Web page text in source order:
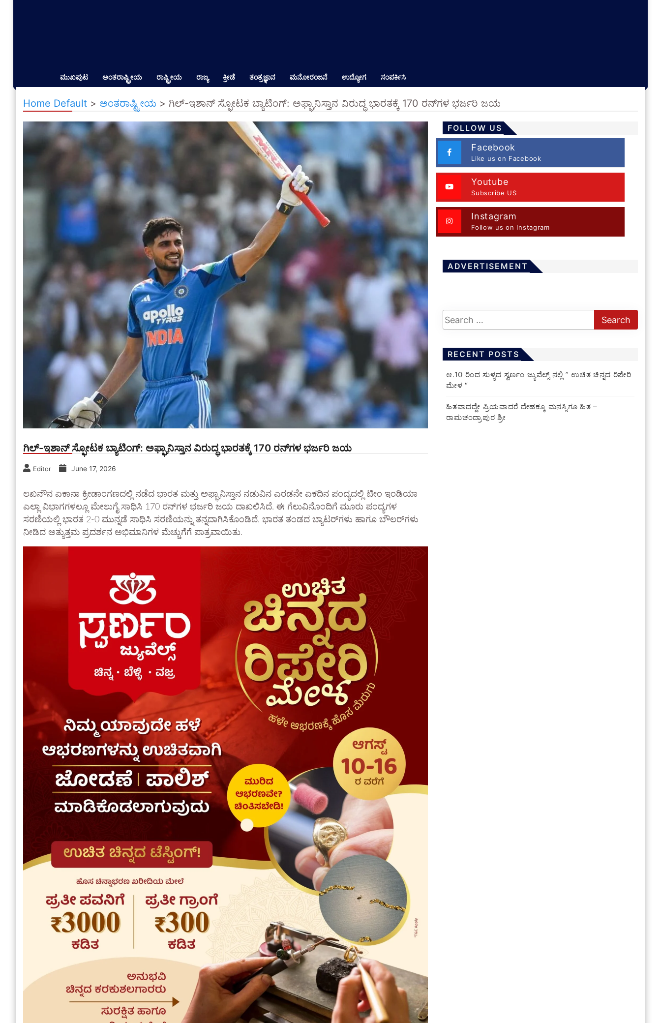
ಮುಖಪುಟ ಅಂತರಾಷ್ಟ್ರೀಯ ರಾಷ್ಟ್ರೀಯ ರಾಜ್ಯ ಕ್ರೀಡೆ ತಂತ್ರಜ್ಞಾನ ಮನೋರಂಜನೆ ಉದ್ಯೋಗ ಸಂಪರ್ಕಿಸಿ
Home Default > ಅಂತರಾಷ್ಟ್ರೀಯ > ಗಿಲ್-ಇಶಾನ್ ಸ್ಫೋಟಕ ಬ್ಯಾಟಿಂಗ್: ಅಫ್ಘಾನಿಸ್ತಾನ ವಿರುದ್ಧ ಭಾರತಕ್ಕೆ 170 ರನ್‌ಗಳ ಭರ್ಜರಿ ಜಯ
ಗಿಲ್-ಇಶಾನ್ ಸ್ಫೋಟಕ ಬ್ಯಾಟಿಂಗ್: ಅಫ್ಘಾನಿಸ್ತಾನ ವಿರುದ್ಧ ಭಾರತಕ್ಕೆ 170 ರನ್‌ಗಳ ಭರ್ಜರಿ ಜಯ
Editor June 17, 2026
ಲಖನೌನ ಏಕಾನಾ ಕ್ರೀಡಾಂಗಣದಲ್ಲಿ ನಡೆದ ಭಾರತ ಮತ್ತು ಅಫ್ಘಾನಿಸ್ತಾನ ನಡುವಿನ ಎರಡನೇ ಏಕದಿನ ಪಂದ್ಯದಲ್ಲಿ ಟೀಂ ಇಂಡಿಯಾ
ಎಲ್ಲಾ ವಿಭಾಗಗಳಲ್ಲೂ ಮೇಲುಗೈ ಸಾಧಿಸಿ 170 ರನ್‌ಗಳ ಭರ್ಜರಿ ಜಯ ದಾಖಲಿಸಿದೆ. ಈ ಗೆಲುವಿನೊಂದಿಗೆ ಮೂರು ಪಂದ್ಯಗಳ
ಸರಣಿಯಲ್ಲಿ ಭಾರತ 2-0 ಮುನ್ನಡೆ ಸಾಧಿಸಿ ಸರಣಿಯನ್ನು ತನ್ನದಾಗಿಸಿಕೊಂಡಿದೆ. ಭಾರತ ತಂಡದ ಬ್ಯಾಟರ್‌ಗಳು ಹಾಗೂ ಬೌಲರ್‌ಗಳು
ನೀಡಿದ ಅತ್ಯುತ್ತಮ ಪ್ರದರ್ಶನ ಅಭಿಮಾನಿಗಳ ಮೆಚ್ಚುಗೆಗೆ ಪಾತ್ರವಾಯಿತು.
FOLLOW US
Facebook
Like us on Facebook
Youtube
Subscribe US
Instagram
Follow us on Instagram
ADVERTISEMENT
RECENT POSTS
ಆ.10 ರಿಂದ ಸುಳ್ಯದ ಸ್ವರ್ಣಂ ಜ್ಯುವೆಲ್ಸ್ ನಲ್ಲಿ ” ಉಚಿತ ಚಿನ್ನದ ರಿಪೇರಿ
ಮೇಳ “
ಹಿತವಾದದ್ದೇ ಪ್ರಿಯವಾದರೆ ದೇಹಕ್ಕೂ ಮನಸ್ಸಿಗೂ ಹಿತ –
ರಾಮಚಂದ್ರಾಪುರ ಶ್ರೀ